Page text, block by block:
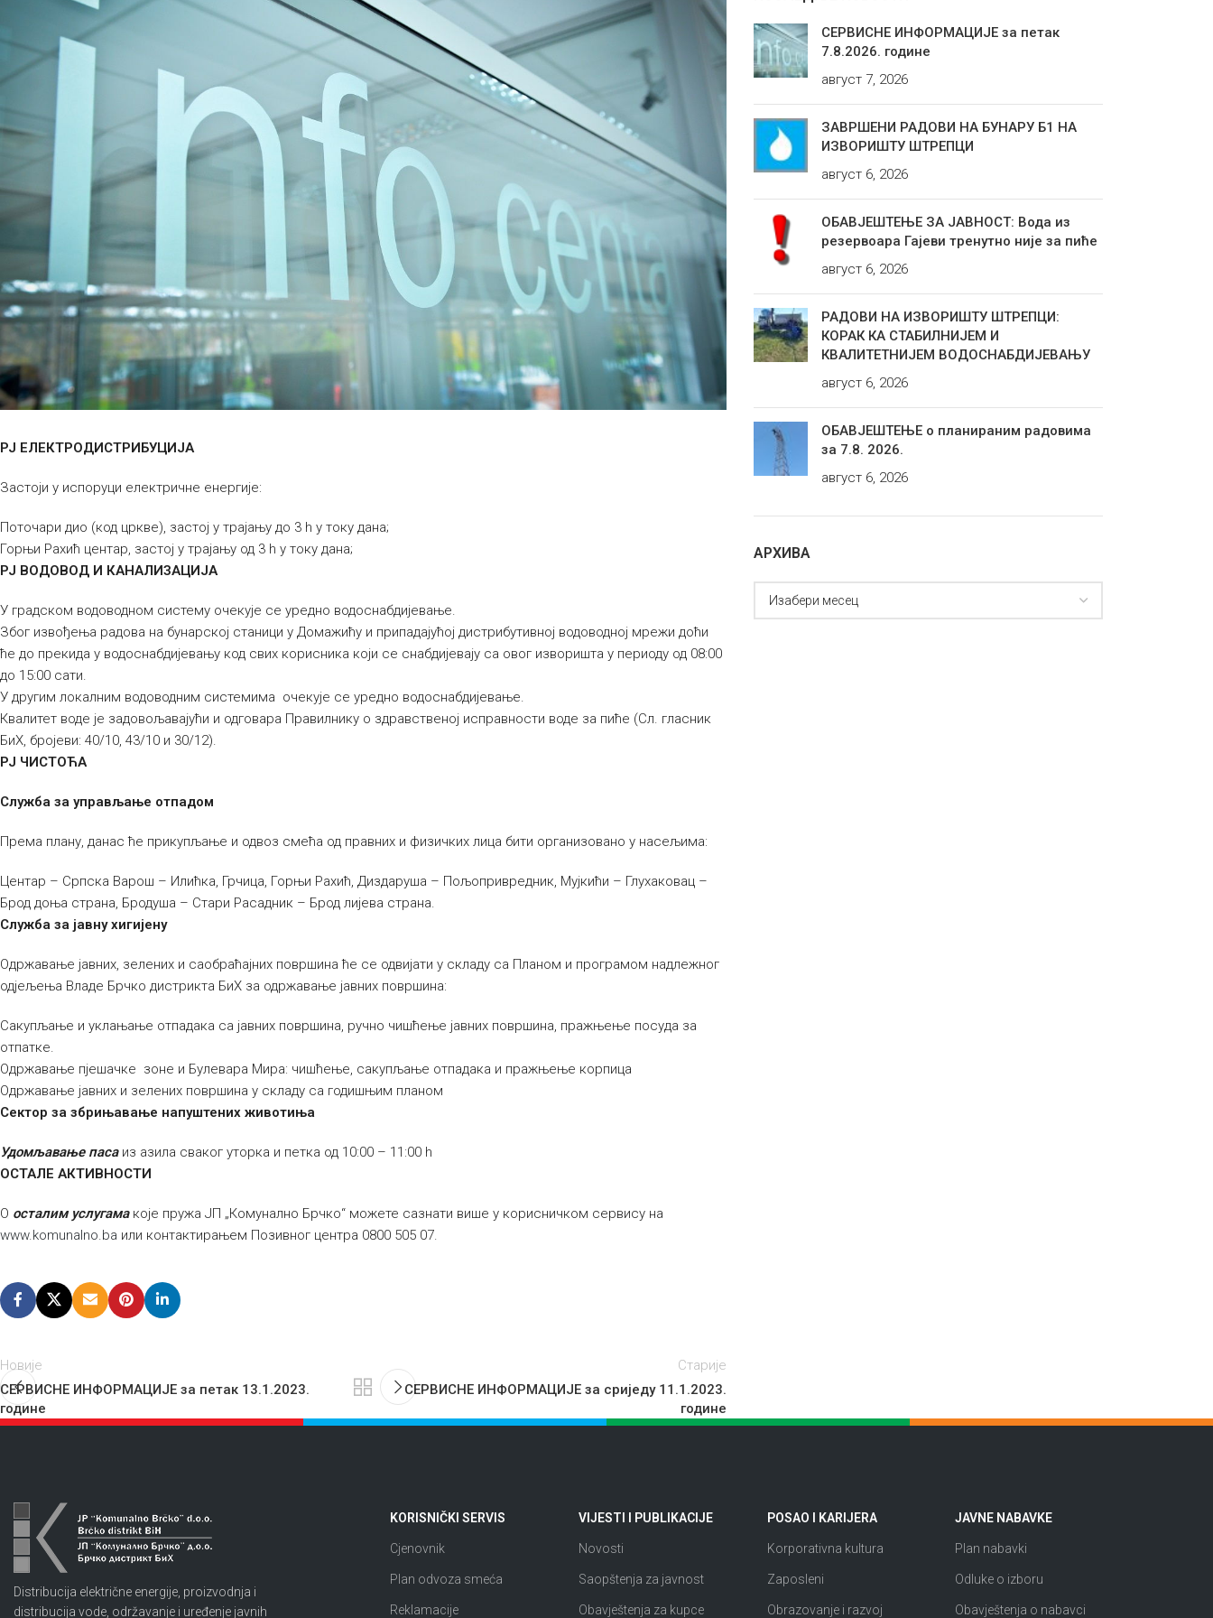
РЈ ЕЛЕКТРОДИСТРИБУЦИЈА
Застоји у испоруци електричне енергије:
Поточари дио (код цркве), застој у трајању до 3 h у току дана;
Горњи Рахић центар, застој у трајању од 3 h у току дана;
РЈ ВОДОВОД И КАНАЛИЗАЦИЈА
У градском водоводном систему очекује се уредно водоснабдијевање.
Због извођења радова на бунарској станици у Домажићу и припадајућој дистрибутивној водоводној мрежи доћи
ће до прекида у водоснабдијевању код свих корисника који се снабдијевају са овог изворишта у периоду од 08:00
до 15:00 сати.
У другим локалним водоводним системима очекује се уредно водоснабдијевање.
Квалитет воде је задовољавајући и одговара Правилнику о здравственој исправности воде за пиће (Сл. гласник
БиХ, бројеви: 40/10, 43/10 и 30/12).
РЈ ЧИСТОЋА
Служба за управљање отпадом
Према плану, данас ће прикупљање и одвоз смећа од правних и физичких лица бити организовано у насељима:
Центар – Српска Варош – Илићка, Грчица, Горњи Рахић, Диздаруша – Пољопривредник, Мујкићи – Глухаковац –
Брод доња страна, Бродуша – Стари Расадник – Брод лијева страна.
Служба за јавну хигијену
Одржавање јавних, зелених и саобраћајних површина ће се одвијати у складу са Планом и програмом надлежног
одјељења Владе Брчко дистрикта БиХ за одржавање јавних површина:
Сакупљање и уклањање отпадака са јавних површина, ручно чишћење јавних површина, пражњење посуда за
отпатке.
Одржавање пјешачке зоне и Булевара Мира: чишћење, сакупљање отпадака и пражњење корпица
Одржавање јавних и зелених површина у складу са годишњим планом
Сектор за збрињавање напуштених животиња
Удомљавање пасаиз азила сваког уторка и петка од 10:00 – 11:00 h
ОСТАЛЕ АКТИВНОСТИ
О осталим услугамакоје пружа ЈП „Комунално Брчко“ можете сазнати више у корисничком сервису на
www.komunalno.ba или контактирањем Позивног центра 0800 505 07.
Новије
СЕРВИСНЕ ИНФОРМАЦИЈЕ за петак 13.1.2023.
године
Старије
СЕРВИСНЕ ИНФОРМАЦИЈЕ за сриједу 11.1.2023.
године
СЕРВИСНЕ ИНФОРМАЦИЈЕ за петак
7.8.2026. године
август 7, 2026
ЗАВРШЕНИ РАДОВИ НА БУНАРУ Б1 НА
ИЗВОРИШТУ ШТРЕПЦИ
август 6, 2026
ОБАВЈЕШТЕЊЕ ЗА ЈАВНОСТ: Вода из
резервоара Гајеви тренутно није за пиће
август 6, 2026
РАДОВИ НА ИЗВОРИШТУ ШТРЕПЦИ:
КОРАК КА СТАБИЛНИЈЕМ И
КВАЛИТЕТНИЈЕМ ВОДОСНАБДИЈЕВАЊУ
август 6, 2026
ОБАВЈЕШТЕЊЕ о планираним радовима
за 7.8. 2026.
август 6, 2026
АРХИВА
Distribucija električne energije, proizvodnja i
distribucija vode, održavanje i uređenje javnih
KORISNIČKI SERVIS
Cjenovnik
Plan odvoza smeća
Reklamacije
VIJESTI I PUBLIKACIJE
Novosti
Saopštenja za javnost
Obavještenja za kupce
POSAO I KARIJERA
Korporativna kultura
Zaposleni
Obrazovanje i razvoj
JAVNE NABAVKE
Plan nabavki
Odluke o izboru
Obavještenja o nabavci